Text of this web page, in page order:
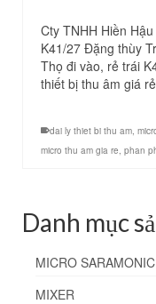
Cty TNHH Hiền
K41/27 Đặng thùy
Thọ đi vào, rẻ trái
thiết bị thu âm giá
dai ly thiet bi thu am,
micro thu am gia re, phan
Danh mục
MICRO SARAMONIC
MIXER